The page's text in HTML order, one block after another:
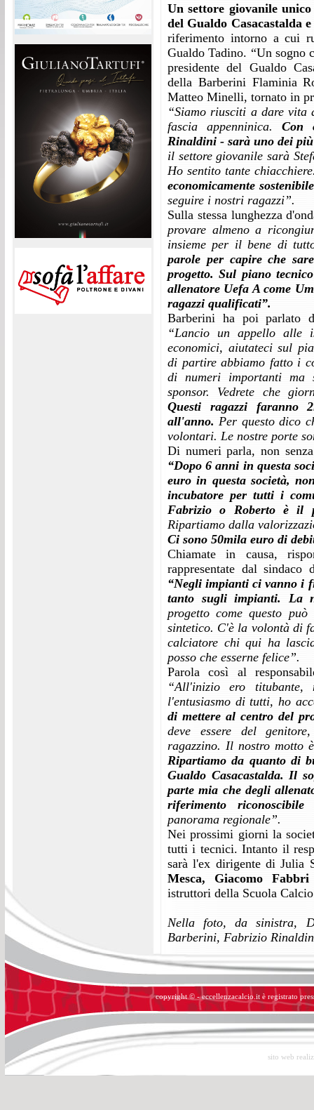
Un settore giovanile
del Gualdo Casacastalda
riferimento intorno a cui
Gualdo Tadino. “Un sogno
presidente del Gualdo
della Barberini Flaminia
Matteo Minelli, tornato in
“Siamo riusciti a dare vita
fascia appenninica.Con
Rinaldini - sarà uno dei
il settore giovanile sarà
Ho sentito tante
economicamente
seguire i nostri ragazzi”.
Sulla stessa lunghezza
provare almeno a
insieme per il bene di
parole per capire che
progetto. Sul piano
allenatore Uefa A come
ragazzi qualificati”.
Barberini ha poi parlato
“Lancio un appello alle
economici, aiutateci sul
di partire abbiamo fatto i
di numeri importanti ma
sponsor. Vedrete che
Questi ragazzi faranno
all'anno. Per questo dico
volontari. Le nostre porte
Di numeri parla, non
“Dopo 6 anni in questa
euro in questa società,
incubatore per tutti i
Fabrizio o Roberto è il
Ripartiamo dalla
Ci sono 50mila euro di
Chiamate in causa,
rappresentate dal
“Negli impianti ci vanno i
tanto sugli impianti. La
progetto come questo
sintetico. C'è la volontà di
calciatore chi qui ha
posso che esserne felice”.
Parola così al
“All'inizio ero
l'entusiasmo di tutti, ho
di mettere al centro del
deve essere del
ragazzino. Il nostro motto
Ripartiamo da quanto di
Gualdo Casacastalda. Il
parte mia che degli
riferimento riconoscibile
panorama regionale”.
Nei prossimi giorni la
tutti i tecnici. Intanto il
sarà l'ex dirigente di Julia
Mesca, Giacomo
istruttori della Scuola
Nella foto, da sinistra,
Barberini, Fabrizio
copyright © - eccellenzacalcio.it è registrato
sito web